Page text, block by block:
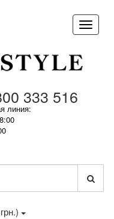
333 516
линия: